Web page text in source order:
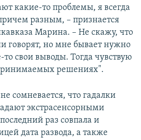
какие-то проблемы, я всегда
разным, – признается
Марина. – Не скажу, что
говорят, но мне бывает нужно
то свои выводы. Тогда чувствую
решениях".
сомневается, что гадалки
экстрасенсорными
раз совпала и
дата развода, а также